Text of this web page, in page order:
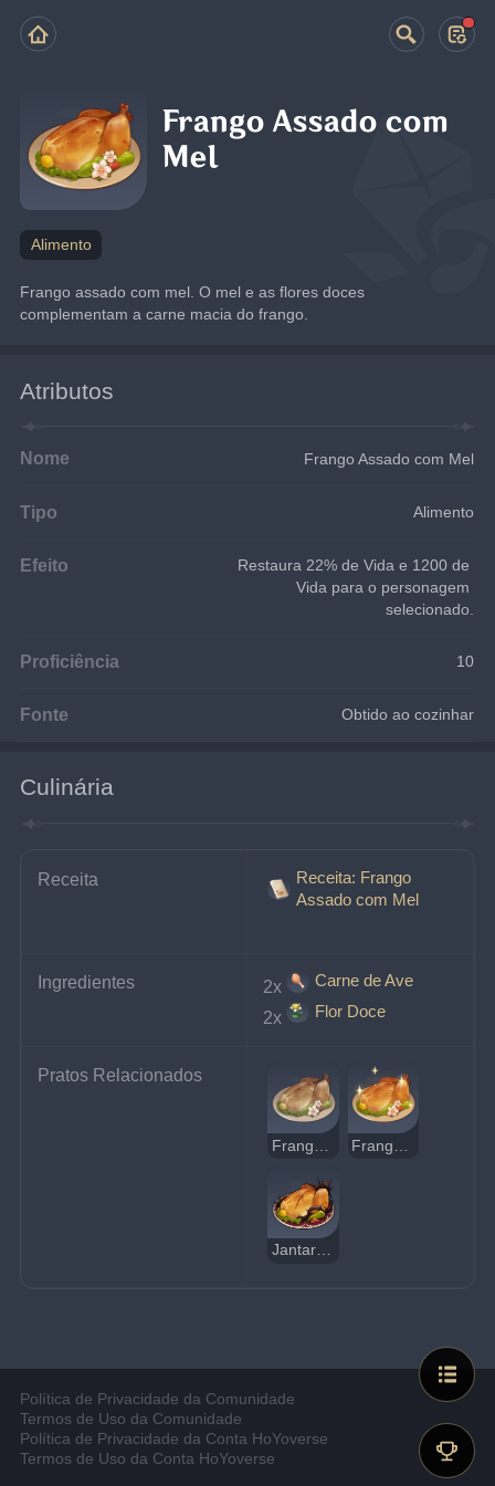
Frango Assado com
Mel
Alimento
Frango assado com mel. O mel e as flores doces
complementam a carne macia do frango.
Atributos
Nome Frango Assado com Mel
Tipo Alimento
Efeito
Restaura 22% de Vida e 1200 de
Vida para o personagem
selecionado.
Proficiência 10
Fonte Obtido ao cozinhar
Culinária
Receita
Receita: Frango
Assado com Mel
Ingredientes 2x
Carne de Ave
2x
Flor Doce
Pratos Relacionados
Jantar Experimental
Política de Privacidade da Comunidade
Termos de Uso da Comunidade
Política de Privacidade da Conta HoYoverse
Termos de Uso da Conta HoYoverse